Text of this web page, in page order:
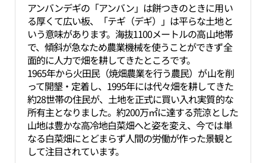
アンバンデギの「アンバン」は餅つきのときに用い
る厚くて広い板、「テギ（デギ）」は平らな土地と
いう意味があります。海抜1100メートルの高山地帯
で、傾斜が急なため農業機械を使うことができず全
面的に人力で畑を耕してきたところです。
1965年から火田民（焼畑農業を行う農民）が山を削
って開墾・定着し、1995年には代々畑を耕してきた
約28世帯の住民が、土地を正式に買い入れ実質的な
所有主となりました。約200万㎡に達する荒涼とした
山地は豊かな高冷地白菜畑へと姿を変え、今では単
なる白菜畑にとどまらず人間の労働が作った景観と
して注目されています。